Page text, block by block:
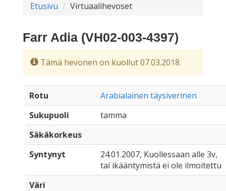
Etusivu Virtuaalihevoset
Farr Adia (VH02-003-4397)
Tämä hevonen on kuollut 07.03.2018.
Rotu
Arabialainen täysiverinen
Sukupuoli
tamma
Säkäkorkeus
Syntynyt
24.01.2007, Kuollessaan alle 3v,
tai ikääntymistä ei ole ilmoitettu
Väri